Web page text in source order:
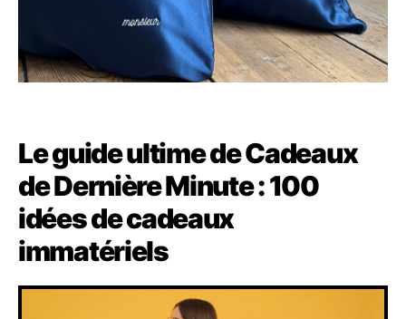
Le guide ultime de Cadeaux
de Dernière Minute : 100
idées de cadeaux
immatériels